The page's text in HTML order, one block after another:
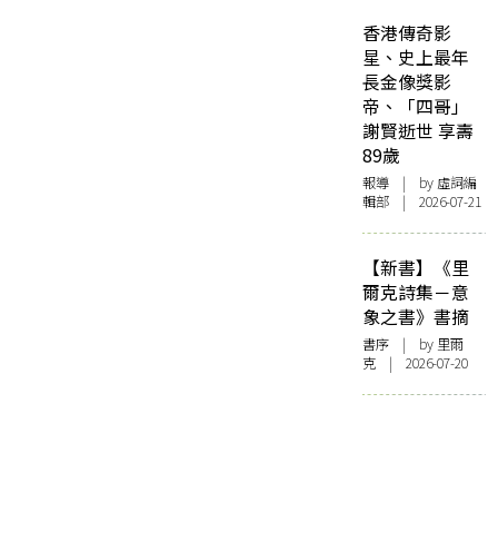
香港傳奇影
星、史上最年
長金像獎影
帝、「四哥」
謝賢逝世 享壽
89歲
報導 | by 虛詞編
輯部 | 2026-07-21
【新書】《里
爾克詩集－意
象之書》書摘
書序 | by 里爾
克 | 2026-07-20